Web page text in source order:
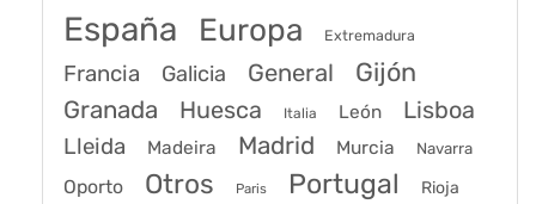
España Europa Extremadura
Francia Galicia General Gijón
Granada Huesca Italia León Lisboa
Lleida Madeira Madrid Murcia Navarra
Oporto Otros Paris Portugal Rioja